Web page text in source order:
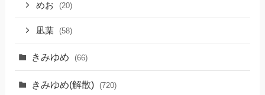
めお (20)
凪葉 (58)
きみゆめ (66)
きみゆめ(解散) (720)